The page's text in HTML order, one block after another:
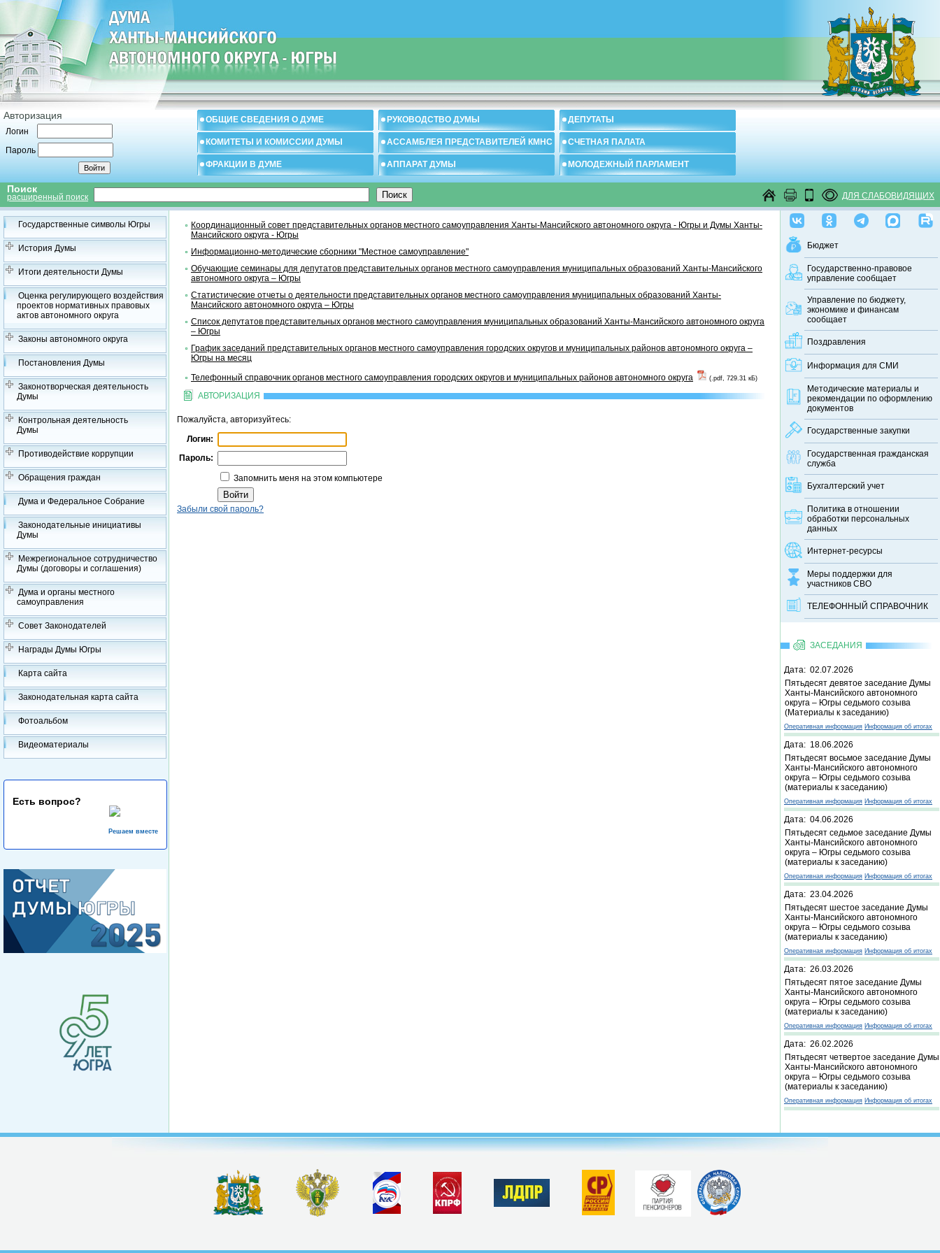
Авторизация
Логин
Пароль
ОБЩИЕ СВЕДЕНИЯ О ДУМЕ РУКОВОДСТВО ДУМЫ ДЕПУТАТЫ
КОМИТЕТЫ И КОМИССИИ ДУМЫ АССАМБЛЕЯ ПРЕДСТАВИТЕЛЕЙ КМНС СЧЕТНАЯ ПАЛАТА
ФРАКЦИИ В ДУМЕ АППАРАТ ДУМЫ МОЛОДЕЖНЫЙ ПАРЛАМЕНТ
Поиск
расширенный поиск ДЛЯ СЛАБОВИДЯЩИХ
Государственные символы Югры
История Думы
Итоги деятельности Думы
Оценка регулирующего воздействия
проектов нормативных правовых
актов автономного округа
Законы автономного округа
Постановления Думы
Законотворческая деятельность
Думы
Контрольная деятельность
Думы
Противодействие коррупции
Обращения граждан
Дума и Федеральное Собрание
Законодательные инициативы
Думы
Межрегиональное сотрудничество
Думы (договоры и соглашения)
Дума и органы местного
самоуправления
Совет Законодателей
Награды Думы Югры
Карта сайта
Законодательная карта сайта
Фотоальбом
Видеоматериалы
Есть вопрос?
Решаем вместе
Бюджет
Государственно-правовое
управление сообщает
Управление по бюджету,
экономике и финансам
сообщает
Поздравления
Информация для СМИ
Методические материалы и
рекомендации по оформлению
документов
Государственные закупки
Государственная гражданская
служба
Бухгалтерский учет
Политика в отношении
обработки персональных
данных
Интернет-ресурсы
Меры поддержки для
участников СВО
ТЕЛЕФОННЫЙ CПРАВОЧНИК
ЗАСЕДАНИЯ
Дата: 02.07.2026
Пятьдесят девятое заседание Думы
Ханты-Мансийского автономного
округа – Югры седьмого созыва
(Материалы к заседанию)
Оперативная информация Информация об итогах
Дата: 18.06.2026
Пятьдесят восьмое заседание Думы
Ханты-Мансийского автономного
округа – Югры седьмого созыва
(материалы к заседанию)
Оперативная информация Информация об итогах
Дата: 04.06.2026
Пятьдесят седьмое заседание Думы
Ханты-Мансийского автономного
округа – Югры седьмого созыва
(материалы к заседанию)
Оперативная информация Информация об итогах
Дата: 23.04.2026
Пятьдесят шестое заседание Думы
Ханты-Мансийского автономного
округа – Югры седьмого созыва
(материалы к заседанию)
Оперативная информация Информация об итогах
Дата: 26.03.2026
Пятьдесят пятое заседание Думы
Ханты-Мансийского автономного
округа – Югры седьмого созыва
(материалы к заседанию)
Оперативная информация Информация об итогах
Дата: 26.02.2026
Пятьдесят четвертое заседание Думы
Ханты-Мансийского автономного
округа – Югры седьмого созыва
(материалы к заседанию)
Оперативная информация Информация об итогах
Координационный совет представительных органов местного самоуправления Ханты-Мансийского автономного округа - Югры и Думы Ханты-
Мансийского округа - Югры
Информационно-методические сборники "Местное самоуправление"
Обучающие семинары для депутатов представительных органов местного самоуправления муниципальных образований Ханты-Мансийского
автономного округа – Югры
Статистические отчеты о деятельности представительных органов местного самоуправления муниципальных образований Ханты-
Мансийского автономного округа – Югры
Список депутатов представительных органов местного самоуправления муниципальных образований Ханты-Мансийского автономного округа
– Югры
График заседаний представительных органов местного самоуправления городских округов и муниципальных районов автономного округа –
Югры на месяц
Телефонный справочник органов местного самоуправления городских округов и муниципальных районов автономного округа
(.pdf, 729.31 кБ)
АВТОРИЗАЦИЯ
Пожалуйста, авторизуйтесь:
Логин:
Пароль:
Запомнить меня на этом компьютере
Забыли свой пароль?